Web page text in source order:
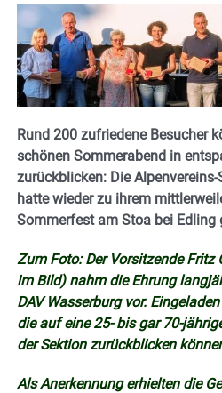
Rund 200 zufriedene Besucher
schönen Sommerabend in
zurückblicken: Die
hatte wieder zu ihrem
Sommerfest am Stoa bei Edling
Zum Foto: Der Vorsitzende Fritz
im Bild) nahm die Ehrung
DAV Wasserburg vor.
die auf eine 25- bis gar 70-
der Sektion zurückblicken
Als Anerkennung erhielten die